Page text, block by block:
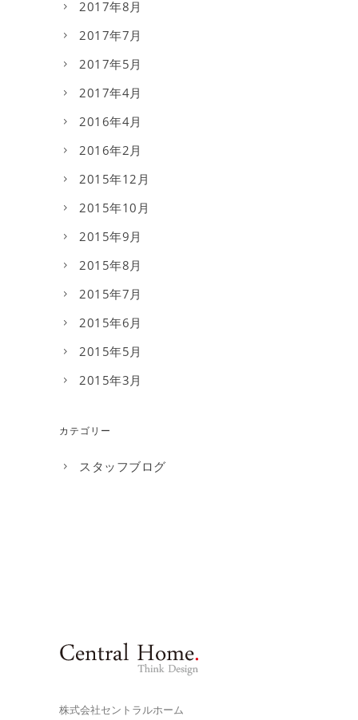
2017年8月
2017年7月
2017年5月
2017年4月
2016年4月
2016年2月
2015年12月
2015年10月
2015年9月
2015年8月
2015年7月
2015年6月
2015年5月
2015年3月
カテゴリー
スタッフブログ
株式会社セントラルホーム